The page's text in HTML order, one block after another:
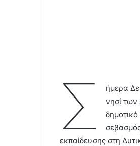
Σ
ήμερα
νησί
εκπαίδευσης στη